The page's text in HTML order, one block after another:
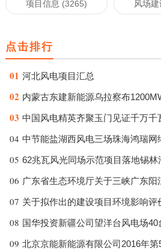
项目信息 (3265) 风场
点击排行
01 河北风电项目汇总
02 内蒙古东建新能源乌拉察布
03 中国风电精英齐聚玉门见证千万千
04 中节能盐湖西风电三场珠海鸿瑞网
05 62兆瓦风光同场示范项目落地锡林
06 广东省生态环境厅关于三峡广东阳
07 关于拟作出的建设项目环境影响评
08 国华投资新疆公司望洋台风电场40
09 北京京能新能源有限公司2016年第